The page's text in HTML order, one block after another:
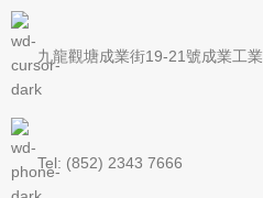
九龍觀塘成業街19-21號成業工
Tel: (852) 2343 7666